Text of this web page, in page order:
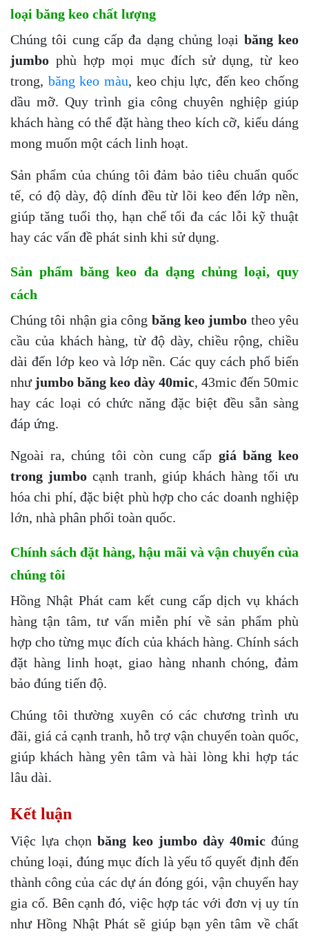
loại băng keo chất lượng
Chúng tôi cung cấp đa dạng chủng loại băng keo
jumbo phù hợp mọi mục đích sử dụng, từ keo
trong, băng keo màu, keo chịu lực, đến keo chống
dầu mỡ. Quy trình gia công chuyên nghiệp giúp
khách hàng có thể đặt hàng theo kích cỡ, kiểu dáng
mong muốn một cách linh hoạt.
Sản phẩm của chúng tôi đảm bảo tiêu chuẩn quốc
tế, có độ dày, độ dính đều từ lõi keo đến lớp nền,
giúp tăng tuổi thọ, hạn chế tối đa các lỗi kỹ thuật
hay các vấn đề phát sinh khi sử dụng.
Sản phẩm băng keo đa dạng chủng loại, quy
cách
Chúng tôi nhận gia công băng keo jumbo theo yêu
cầu của khách hàng, từ độ dày, chiều rộng, chiều
dài đến lớp keo và lớp nền. Các quy cách phổ biến
như jumbo băng keo dày 40mic, 43mic đến 50mic
hay các loại có chức năng đặc biệt đều sẵn sàng
đáp ứng.
Ngoài ra, chúng tôi còn cung cấp giá băng keo
trong jumbo cạnh tranh, giúp khách hàng tối ưu
hóa chi phí, đặc biệt phù hợp cho các doanh nghiệp
lớn, nhà phân phối toàn quốc.
Chính sách đặt hàng, hậu mãi và vận chuyển của
chúng tôi
Hồng Nhật Phát cam kết cung cấp dịch vụ khách
hàng tận tâm, tư vấn miễn phí về sản phẩm phù
hợp cho từng mục đích của khách hàng. Chính sách
đặt hàng linh hoạt, giao hàng nhanh chóng, đảm
bảo đúng tiến độ.
Chúng tôi thường xuyên có các chương trình ưu
đãi, giá cả cạnh tranh, hỗ trợ vận chuyển toàn quốc,
giúp khách hàng yên tâm và hài lòng khi hợp tác
lâu dài.
Kết luận
Việc lựa chọnbăng keo jumbo dày 40micđúng
chủng loại, đúng mục đích là yếu tố quyết định đến
thành công của các dự án đóng gói, vận chuyển hay
gia cố. Bên cạnh đó, việc hợp tác với đơn vị uy tín
như Hồng Nhật Phát sẽ giúp bạn yên tâm về chất